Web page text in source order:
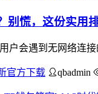
别慌，这份实用
户会遇到无网络连
官方下载 qbadmin